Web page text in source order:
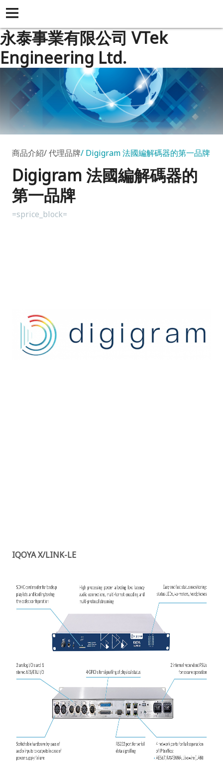
永泰事業有限公司 VTek
Engineering Ltd.
商品介紹 代理品牌 Digigram 法國編解碼器的第一品牌
Digigram 法國編解碼器的
第一品牌
=sprice_block=
IQOYA X/LINK-LE